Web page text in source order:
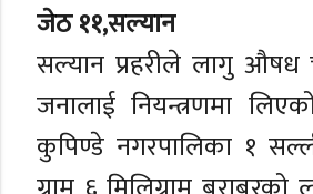
जेठ ११,सल्यान
सल्यान प्रहरीले लागु
जनालाई नियन्त्रणमा
कुपिण्डे नगरपालिका १